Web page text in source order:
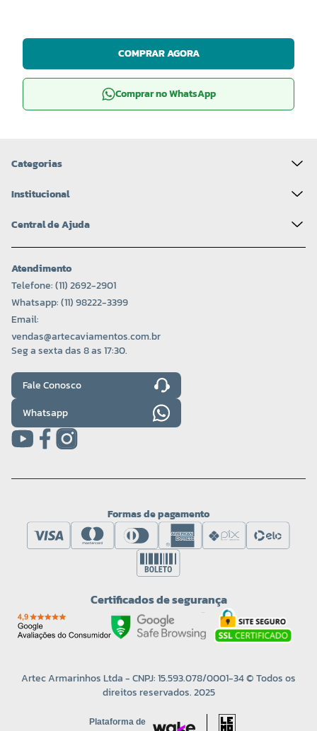
COMPRAR AGORA
Comprar no WhatsApp
Categorias
Institucional
Central de Ajuda
Atendimento
Telefone: (11) 2692-2901
Whatsapp: (11) 98222-3399
Email:
vendas@artecaviamentos.com.br
Seg a sexta das 8 as 17:30.
Fale Conosco
Whatsapp
Formas de pagamento
Certificados de segurança
Artec Armarinhos Ltda - CNPJ: 15.593.078/0001-34 © Todos os
direitos reservados. 2025
Plataforma de